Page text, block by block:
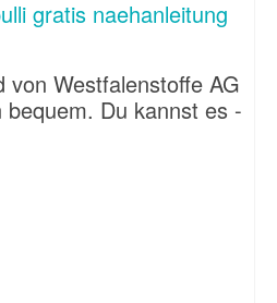
von Westfalenstoffe AG
Du kannst es -